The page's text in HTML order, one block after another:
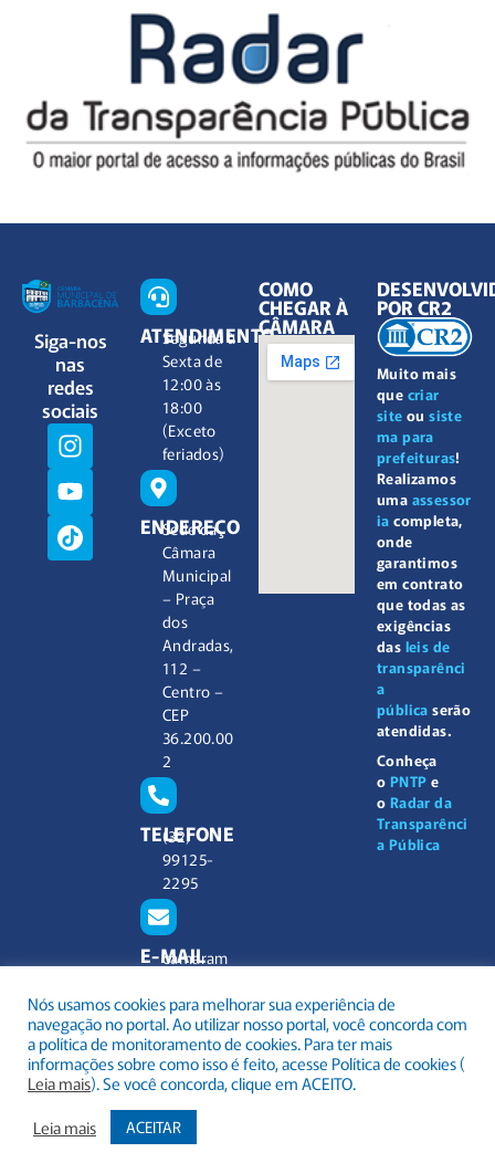
Siga-nos
nas
redes
sociais
ATENDIMENTO
Segunda à
Sexta de
12:00 às
18:00
(Exceto
feriados)
ENDEREÇO
Sede da
Câmara
Municipal
– Praça
dos
Andradas,
112 –
Centro –
CEP
36.200.00
2
TELEFONE
(32)
99125-
2295
E-MAIL
camaram
barbacen
a.mg.gov.
br
COMO
CHEGAR À
CÂMARA
Muito mais
que criar
site ousiste
ma para
prefeituras!
Realizamos
uma assessor
ia completa,
onde
garantimos
em contrato
que todas as
exigências
das leis de
transparênci
a
pública serão
atendidas.
Conheça
o PNTP e
o Radar da
Transparênci
a Pública
POR CR2
Todos os direitos reservados a Câmara Municipal Barbacena
Nós usamos cookies para melhorar sua experiência de
navegação no portal. Ao utilizar nosso portal, você concorda com
a política de monitoramento de cookies. Para ter mais
informações sobre como isso é feito, acesse Política de cookies (
Leia mais). Se você concorda, clique em ACEITO.
Leia mais
ACEITAR